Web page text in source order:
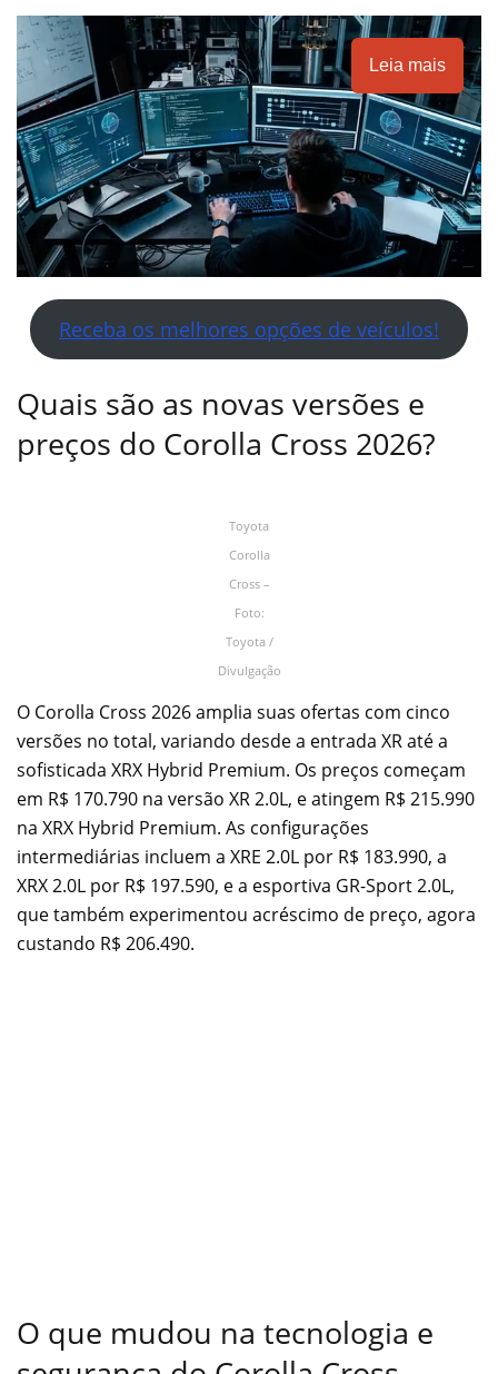
Leia mais
Receba os melhores opções de veículos!
Quais são as novas versões e
preços do Corolla Cross 2026?
Toyota
Corolla
Cross –
Foto:
Toyota /
Divulgação
O Corolla Cross 2026 amplia suas ofertas com cinco
versões no total, variando desde a entrada XR até a
sofisticada XRX Hybrid Premium. Os preços começam
em R$ 170.790 na versão XR 2.0L, e atingem R$ 215.990
na XRX Hybrid Premium. As configurações
intermediárias incluem a XRE 2.0L por R$ 183.990, a
XRX 2.0L por R$ 197.590, e a esportiva GR-Sport 2.0L,
que também experimentou acréscimo de preço, agora
custando R$ 206.490.
O que mudou na tecnologia e